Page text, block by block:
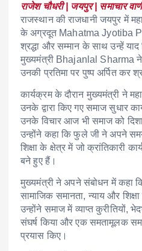
राजेश चौधरी | जयपुर | समाचार
राजस्थान की राजधानी जयपुर में
के अग्रदूत Mahatma Jyotiba
श्रद्धा और सम्मान के साथ उन्हें
मुख्यमंत्री Bhajanlal Sharma
उनकी प्रतिमा पर पुष्प अर्पित कर
कार्यक्रम के दौरान मुख्यमंत्री ने
उनके द्वारा किए गए समाज सुधार
उनके विचार आज भी समाज को
उन्होंने कहा कि फुले जी ने अपने
शिक्षा के क्षेत्र में जो क्रांतिकारी
बने हुए हैं।
मुख्यमंत्री ने अपने संबोधन में कहा
सामाजिक समानता, न्याय और
उन्होंने समाज में व्याप्त कुरीतियों,
संघर्ष किया और एक समतामूलक
प्रयास किए।